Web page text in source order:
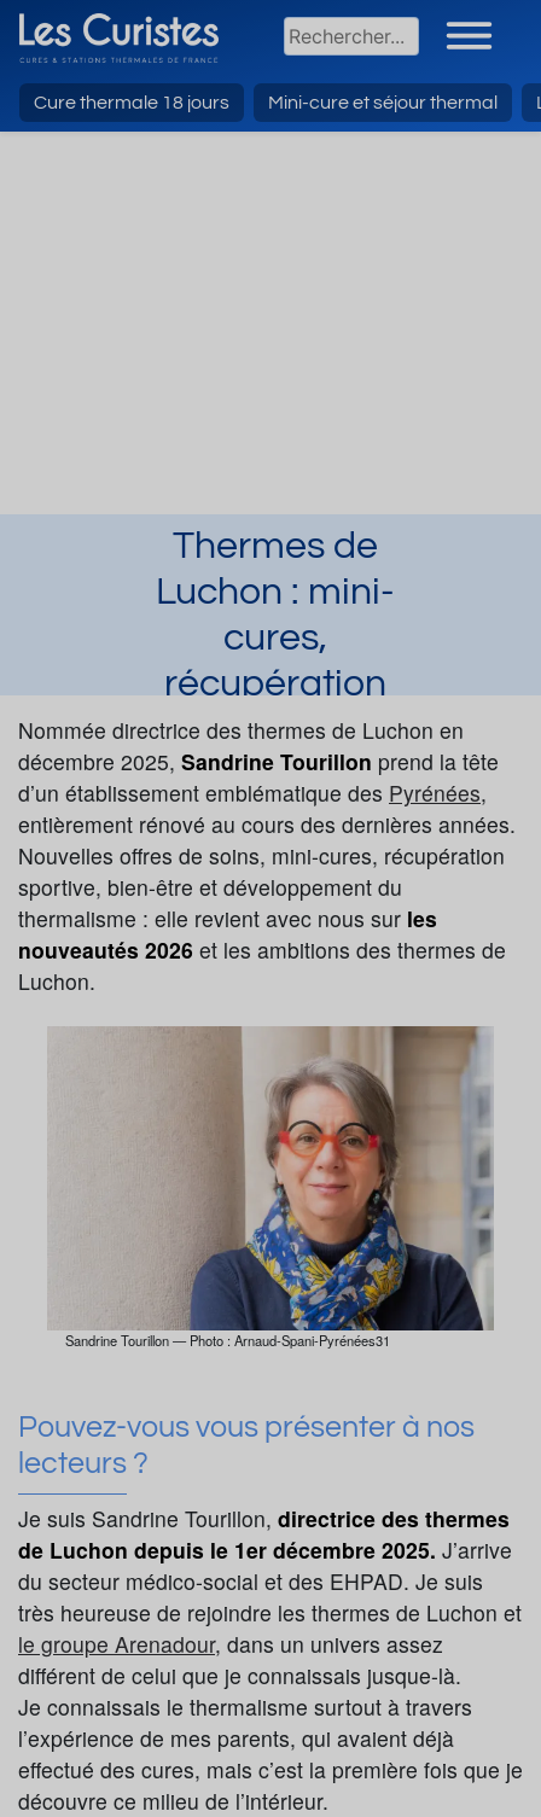
Cure thermale 18 jours Mini-cure et séjour thermal
Thermes de
Luchon : mini-
cures,
récupération
sportive et
nouveaux soins, les
nouveautés 2026
Article publié parLaura Dupuyle 27/05/2026
Luchon
Demander une documentation
Nommée directrice des thermes de Luchon en
décembre 2025, Sandrine Tourillon prend la tête
d’un établissement emblématique des Pyrénées,
entièrement rénové au cours des dernières années.
Nouvelles offres de soins, mini-cures, récupération
sportive, bien-être et développement du
thermalisme : elle revient avec nous sur les
nouveautés 2026 et les ambitions des thermes de
Luchon.
Sandrine Tourillon — Photo : Arnaud-Spani-Pyrénées31
Pouvez-vous vous présenter à nos
lecteurs ?
Je suis Sandrine Tourillon, directrice des thermes
de Luchon depuis le 1er décembre 2025. J’arrive
du secteur médico-social et des EHPAD. Je suis
très heureuse de rejoindre les thermes de Luchon et
le groupe Arenadour, dans un univers assez
différent de celui que je connaissais jusque-là.
Je connaissais le thermalisme surtout à travers
l’expérience de mes parents, qui avaient déjà
effectué des cures, mais c’est la première fois que je
découvre ce milieu de l’intérieur.